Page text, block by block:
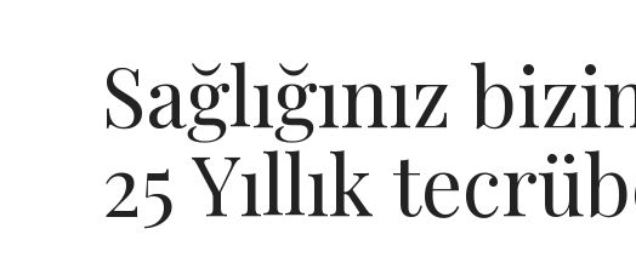
Sağlığınız
25 Yıllık